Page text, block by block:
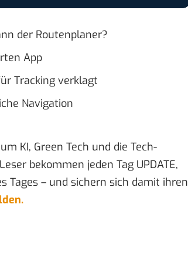
der Routenplaner?
App
Tracking verklagt
Navigation
KI, Green Tech und die Tech-
bekommen jeden Tag UPDATE,
Tages – und sichern sich damit ihren